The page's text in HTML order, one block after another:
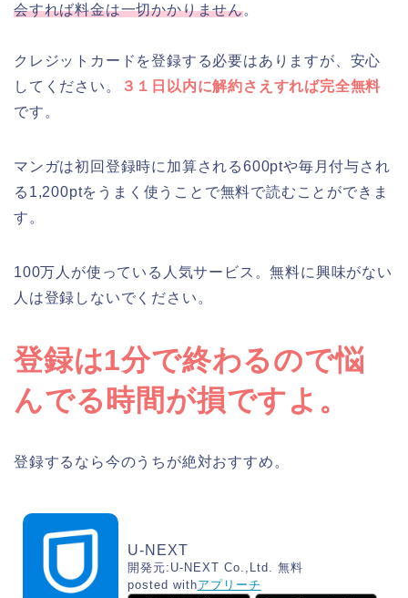
会すれば料金は一切かかりません。
クレジットカードを登録する必要はありますが、安心
してください。
３１日以内に解約さえすれば完全無料
です。
マンガは初回登録時に加算される600ptや毎月付与され
る1,200ptをうまく使うことで無料で読むことができま
す。
100万人が使っている人気サービス。無料に興味がない
人は登録しないでください。
登録は1分で終わるので悩
んでる時間が損ですよ。
登録するなら今のうちが絶対おすすめ。
U-NEXT
開発元: U-NEXT Co.,Ltd.
無料
posted withアプリーチ